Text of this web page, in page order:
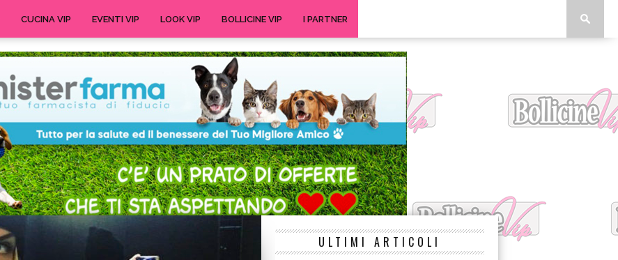
CUCINA VIP EVENTI VIP LOOK VIP BOLLICINE VIP I PARTNER
ULTIMI ARTICOLI